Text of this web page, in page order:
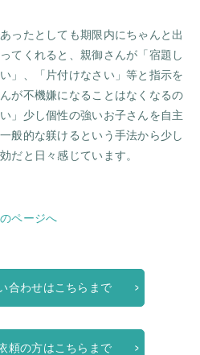
ったとしても期限内にちゃんと出
てくれると、親御さんが「宿題し
」、「片付けなさい」等と指示を
が不機嫌になることはなくなるの
」少し個性の強いお子さんを自主
般的な躾けるという手法から少し
だと日々感じています。
ページへ
合わせはこちらまで
頼の方はこちらまで